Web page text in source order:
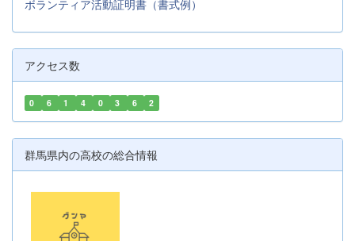
ボランティア活動証明書（書式例）
アクセス数
0 6 1 4 0 3 6 2
群馬県内の高校の総合情報